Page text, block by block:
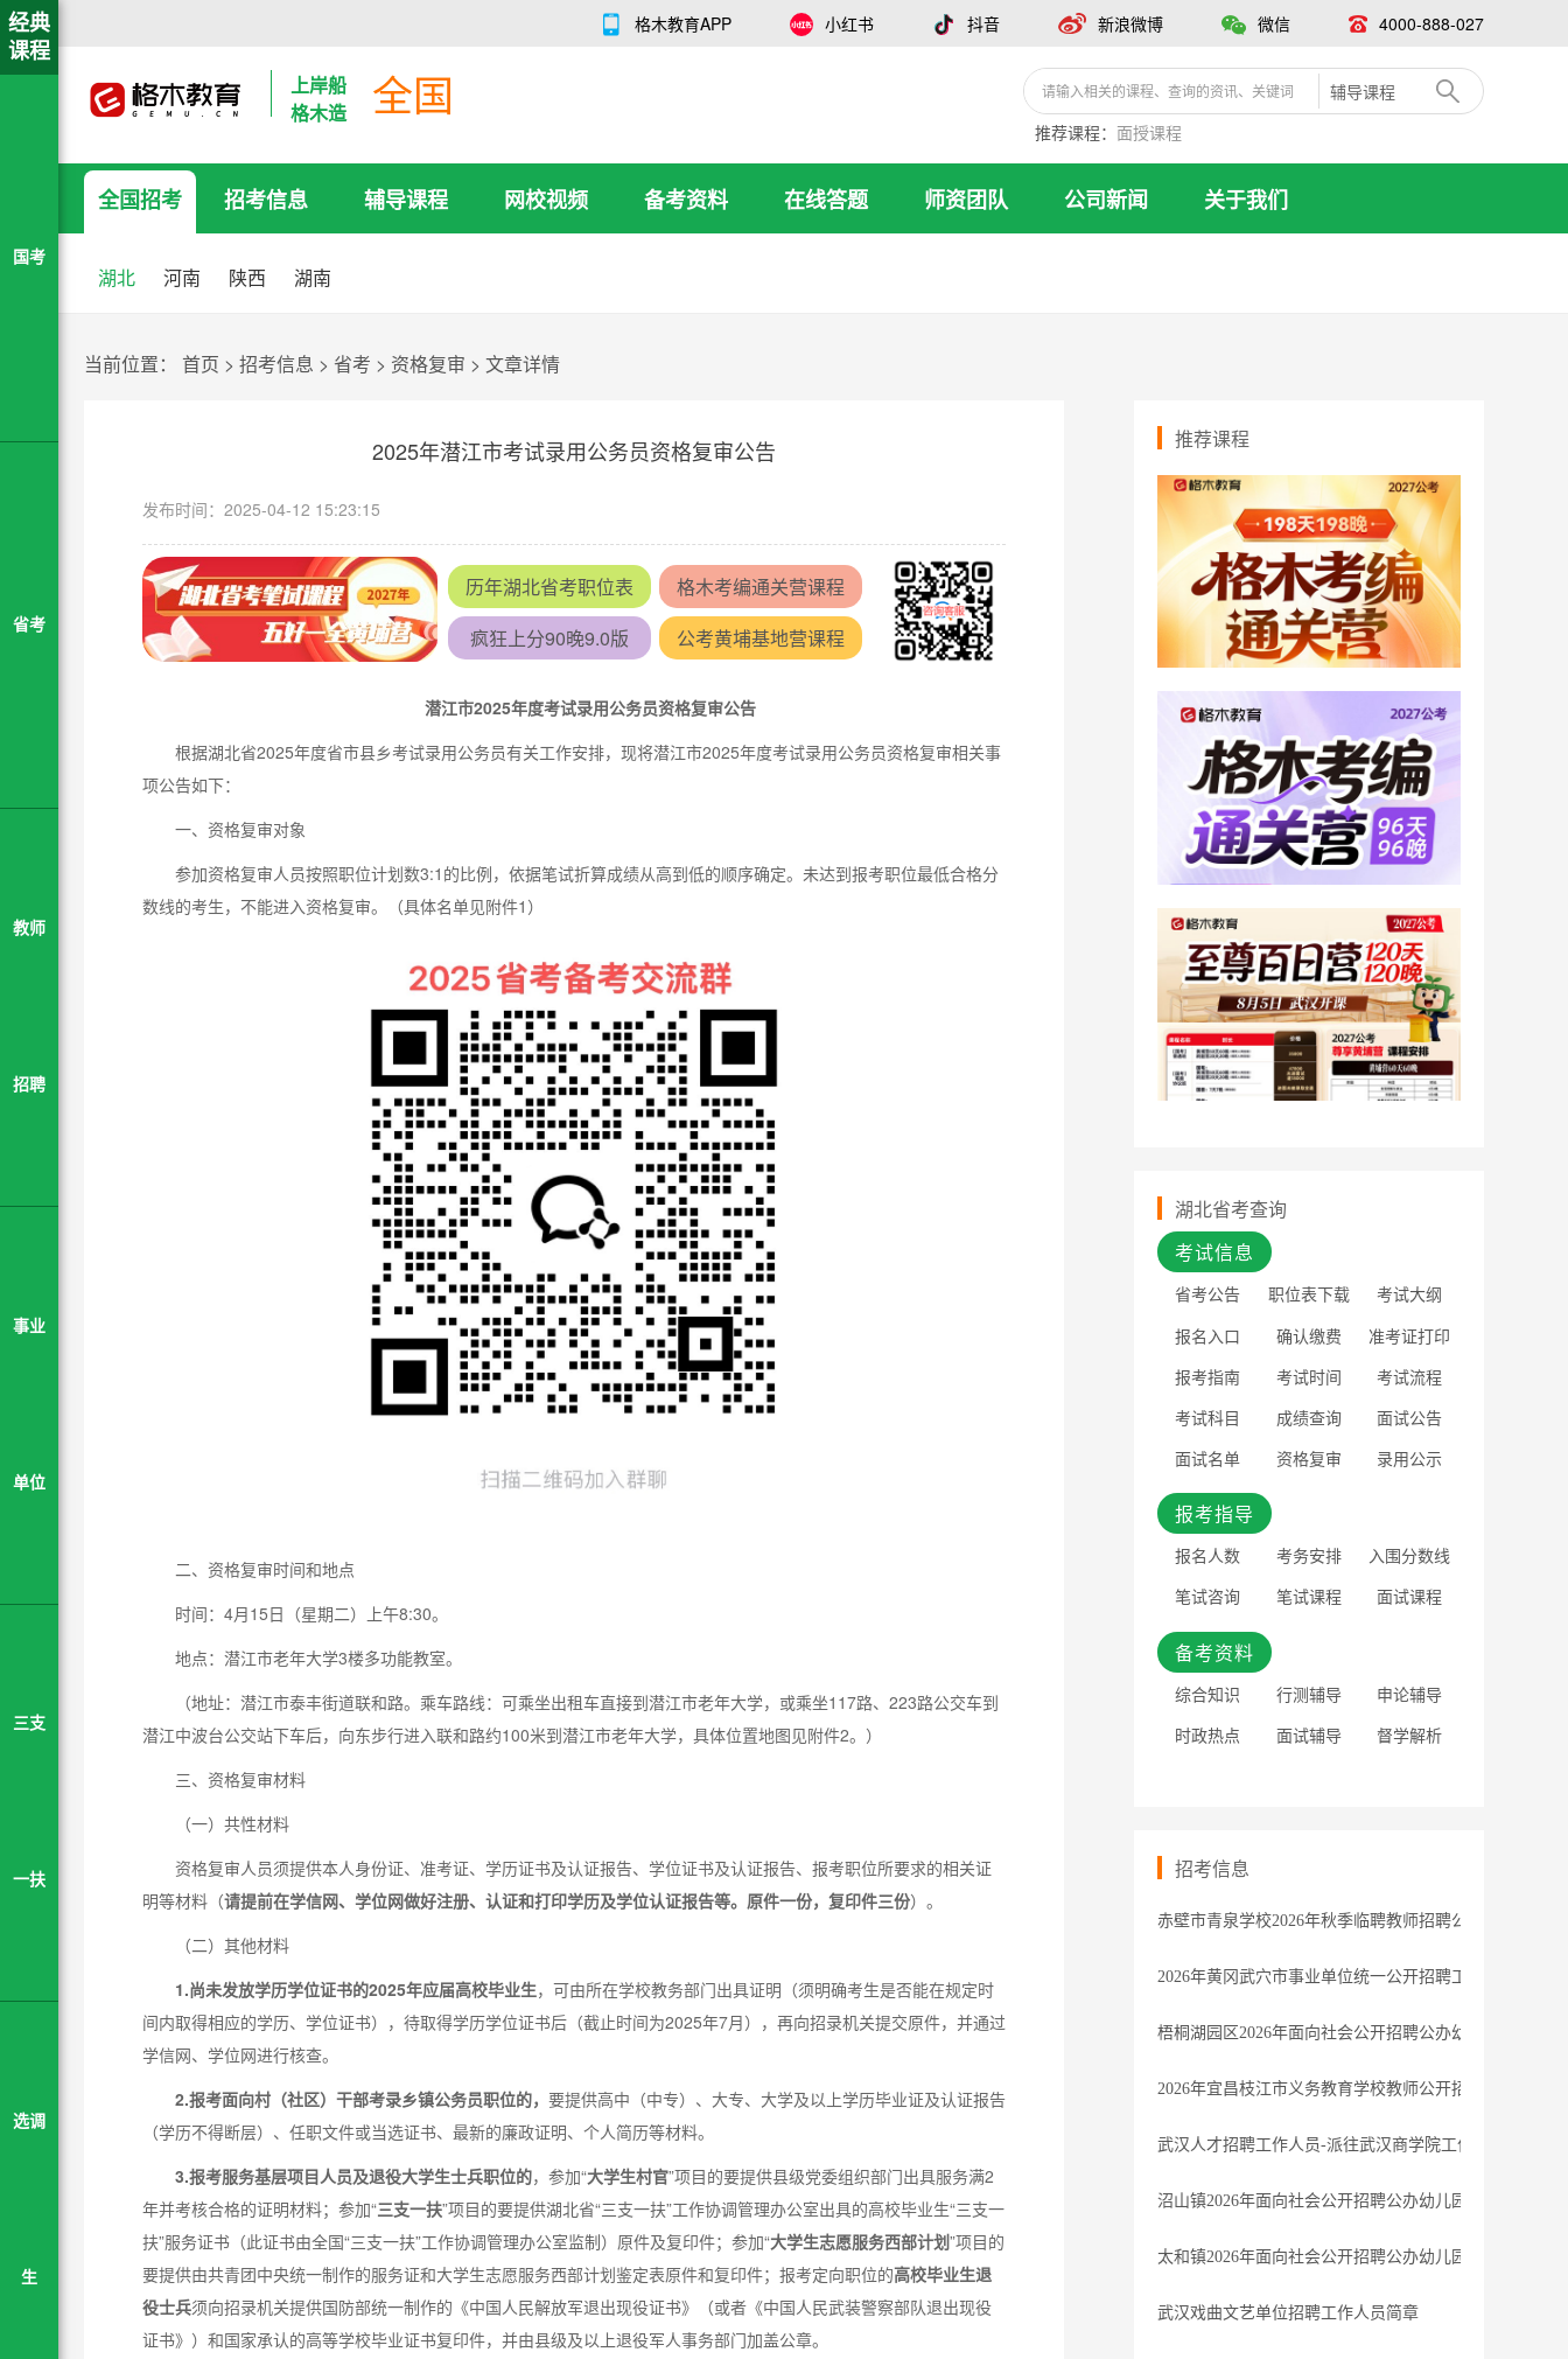
格木教育APP 小红书 抖音 新浪微博 微信 4000-888-027
上岸船
格木造
全国
辅导课程
推荐课程： 面授课程
全国招考 招考信息 辅导课程 网校视频 备考资料 在线答题 师资团队 公司新闻 关于我们
湖北 河南 陕西 湖南
经典
课程
国考
省考
教师
招聘
事业
单位
三支
一扶
选调
生
当前位置： 首页 > 招考信息 > 省考 > 资格复审 > 文章详情
2025年潜江市考试录用公务员资格复审公告
发布时间：2025-04-12 15:23:15
历年湖北省考职位表
格木考编通关营课程
疯狂上分90晚9.0版
公考黄埔基地营课程
潜江市2025年度考试录用公务员资格复审公告
根据湖北省2025年度省市县乡考试录用公务员有关工作安排，现将潜江市2025年度考试录用公务员资格复审相关事
项公告如下：
一、资格复审对象
参加资格复审人员按照职位计划数3:1的比例，依据笔试折算成绩从高到低的顺序确定。未达到报考职位最低合格分
数线的考生，不能进入资格复审。（具体名单见附件1）
二、资格复审时间和地点
时间：4月15日（星期二）上午8:30。
地点：潜江市老年大学3楼多功能教室。
（地址：潜江市泰丰街道联和路。乘车路线：可乘坐出租车直接到潜江市老年大学，或乘坐117路、223路公交车到
潜江中波台公交站下车后，向东步行进入联和路约100米到潜江市老年大学，具体位置地图见附件2。）
三、资格复审材料
（一）共性材料
资格复审人员须提供本人身份证、准考证、学历证书及认证报告、学位证书及认证报告、报考职位所要求的相关证
明等材料（请提前在学信网、学位网做好注册、认证和打印学历及学位认证报告等。原件一份，复印件三份）。
（二）其他材料
1.尚未发放学历学位证书的2025年应届高校毕业生，可由所在学校教务部门出具证明（须明确考生是否能在规定时
间内取得相应的学历、学位证书），待取得学历学位证书后（截止时间为2025年7月），再向招录机关提交原件，并通过
学信网、学位网进行核查。
2.报考面向村（社区）干部考录乡镇公务员职位的， 要提供高中（中专）、大专、大学及以上学历毕业证及认证报告
（学历不得断层）、任职文件或当选证书、最新的廉政证明、个人简历等材料。
3.报考服务基层项目人员及退役大学生士兵职位的，参加“大学生村官”项目的要提供县级党委组织部门出具服务满2
年并考核合格的证明材料；参加“三支一扶”项目的要提供湖北省“三支一扶”工作协调管理办公室出具的高校毕业生“三支一
扶”服务证书（此证书由全国“三支一扶”工作协调管理办公室监制）原件及复印件；参加“大学生志愿服务西部计划”项目的
要提供由共青团中央统一制作的服务证和大学生志愿服务西部计划鉴定表原件和复印件；报考定向职位的高校毕业生退
役士兵须向招录机关提供国防部统一制作的《中国人民解放军退出现役证书》（或者《中国人民武装警察部队退出现役
证书》）和国家承认的高等学校毕业证书复印件，并由县级及以上退役军人事务部门加盖公章。
推荐课程
湖北省考查询
考试信息
省考公告 职位表下载 考试大纲
报名入口 确认缴费 准考证打印
报考指南 考试时间 考试流程
考试科目 成绩查询 面试公告
面试名单 资格复审 录用公示
报考指导
报名人数 考务安排 入围分数线
笔试咨询 笔试课程 面试课程
备考资料
综合知识 行测辅导 申论辅导
时政热点 面试辅导 督学解析
招考信息
赤壁市青泉学校2026年秋季临聘教师招聘公告
2026年黄冈武穴市事业单位统一公开招聘工作人员管理
梧桐湖园区2026年面向社会公开招聘公办幼儿园公益性
2026年宜昌枝江市义务教育学校教师公开招聘拟聘用人
武汉人才招聘工作人员-派往武汉商学院工作
沼山镇2026年面向社会公开招聘公办幼儿园公益性岗位
太和镇2026年面向社会公开招聘公办幼儿园公益性岗位
武汉戏曲文艺单位招聘工作人员简章